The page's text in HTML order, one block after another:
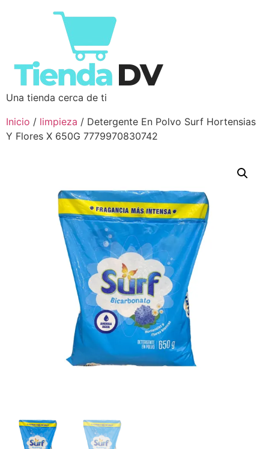
Una tienda cerca de ti
Inicio / limpieza / Detergente En Polvo Surf Hortensias
Y Flores X 650G 7779970830742